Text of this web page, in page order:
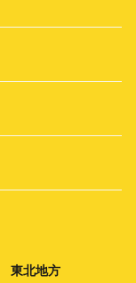
東北地方